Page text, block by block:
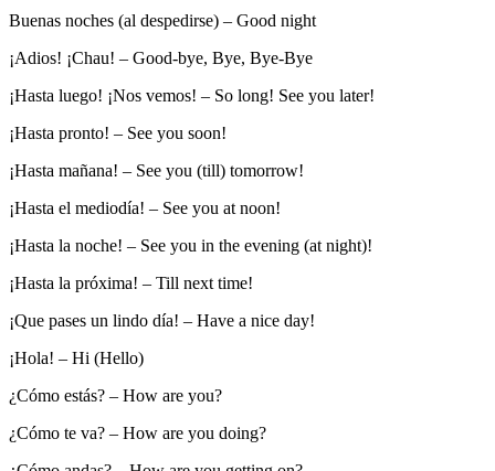
Buenas noches (al despedirse) – Good night
¡Adios! ¡Chau! – Good-bye, Bye, Bye-Bye
¡Hasta luego! ¡Nos vemos! – So long! See you later!
¡Hasta pronto! – See you soon!
¡Hasta mañana! – See you (till) tomorrow!
¡Hasta el mediodía! – See you at noon!
¡Hasta la noche! – See you in the evening (at night)!
¡Hasta la próxima! – Till next time!
¡Que pases un lindo día! – Have a nice day!
¡Hola! – Hi (Hello)
¿Cómo estás? – How are you?
¿Cómo te va? – How are you doing?